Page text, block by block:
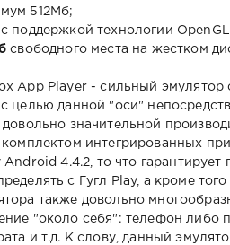
512Мб;
поддержкой технологии
свободного места на жестком
App Player - сильный
целью данной "оси"
довольно значительной
комплектом интегрированных
Android 4.4.2, то что
с Гугл Play, а кроме
также довольно
"около себя": телефон либо
и т.д. К слову, данный